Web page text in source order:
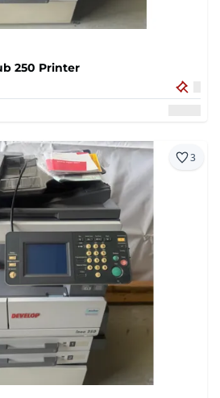
250 Printer
3